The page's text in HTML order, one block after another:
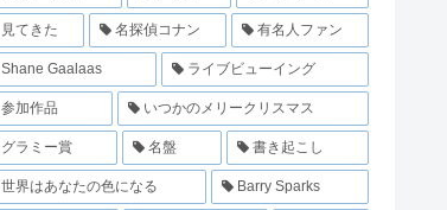
見てきた 名探偵コナン 有名人ファン
Shane Gaalaas ライブビューイング
参加作品 いつかのメリークリスマス
グラミー賞 名盤 書き起こし
世界はあなたの色になる Barry Sparks